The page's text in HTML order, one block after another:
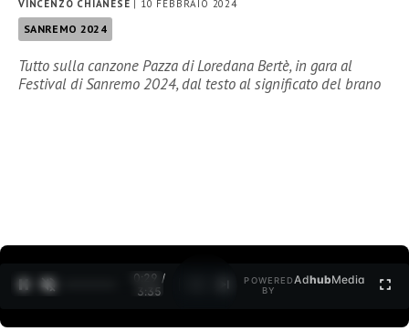
VINCENZO CHIANESE | 10 FEBBRAIO 2024
SANREMO 2024
Tutto sulla canzone Pazza di Loredana Bertè, in gara al
Festival di Sanremo 2024, dal testo al significato del brano
0:30 /
3:35
POWERED
BY
AdhubMedia